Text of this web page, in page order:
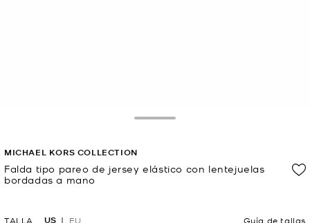
MICHAEL KORS COLLECTION
Falda tipo pareo de jersey elástico con lentejuelas
bordadas a mano
TALLA US EU Guía de tallas